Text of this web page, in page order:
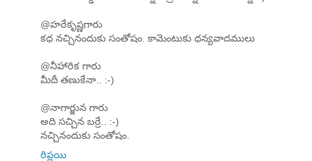
@హరేకృష్ణగారు
కధ నచ్చినందుకు సంతోషం. కామెంటుకు ధన్యవాదములు
@నీహారిక గారు
మీదీ తణుకేనా.. :-)
@నాగార్జున గారు
అది సచ్చిన బర్రే.. :-)
నచ్చినందుకు సంతోషం.
రిప్లయి